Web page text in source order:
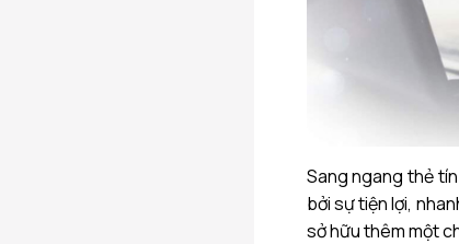
Sang ngang thẻ
bởi sự tiện lợi,
sở hữu thêm một